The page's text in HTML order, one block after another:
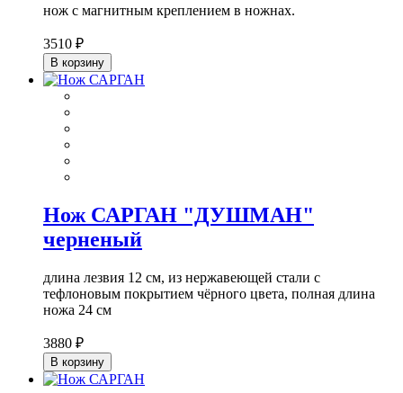
нож с магнитным креплением в ножнах.
3510 ₽
В корзину
Нож САРГАН "ДУШМАН"
черненый
длина лезвия 12 см, из нержавеющей стали с
тефлоновым покрытием чёрного цвета, полная длина
ножа 24 см
3880 ₽
В корзину